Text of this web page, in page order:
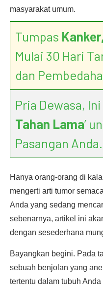
masyarakat umum.
Tumpas
Mulai 30 Hari
dan
Pria Dewasa, Ini
Tahan Lama’
Pasangan Anda.
Hanya orang-orang di
mengerti arti tumor
Anda yang sedang
sebenarnya, artikel ini
dengan sesederhana
Bayangkan begini. Pada
sebuah benjolan yang
tertentu dalam tubuh